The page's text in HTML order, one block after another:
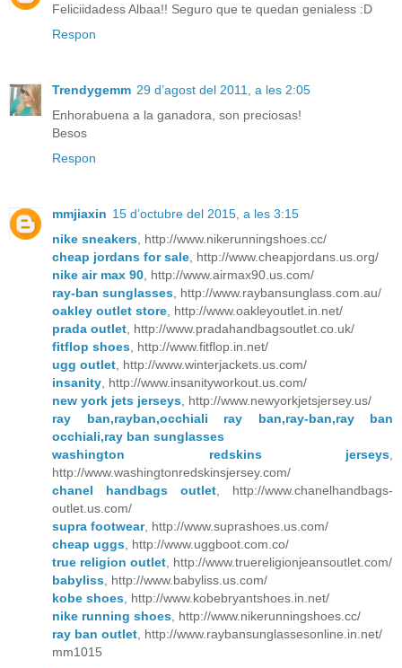
Feliciidadess Albaa!! Seguro que te quedan genialess :D
Respon
Trendygemm 29 d’agost del 2011, a les 2:05
Enhorabuena a la ganadora, son preciosas!
Besos
Respon
mmjiaxin 15 d’octubre del 2015, a les 3:15
nike sneakers , http://www.nikerunningshoes.cc/
cheap jordans for sale , http://www.cheapjordans.us.org/
nike air max 90 , http://www.airmax90.us.com/
ray-ban sunglasses , http://www.raybansunglass.com.au/
oakley outlet store , http://www.oakleyoutlet.in.net/
prada outlet , http://www.pradahandbagsoutlet.co.uk/
fitflop shoes , http://www.fitflop.in.net/
ugg outlet , http://www.winterjackets.us.com/
insanity , http://www.insanityworkout.us.com/
new york jets jerseys , http://www.newyorkjetsjersey.us/
ray ban,rayban,occhiali ray ban,ray-ban,ray ban
occhiali,ray ban sunglasses
washington redskins jerseys
http://www.washingtonredskinsjersey.com/
chanel handbags outlet , http://www.chanelhandbags-
outlet.us.com/
supra footwear, http://www.suprashoes.us.com/
cheap uggs , http://www.uggboot.com.co/
true religion outlet , http://www.truereligionjeansoutlet.com/
babyliss , http://www.babyliss.us.com/
kobe shoes , http://www.kobebryantshoes.in.net/
nike running shoes , http://www.nikerunningshoes.cc/
ray ban outlet , http://www.raybansunglassesonline.in.net/
mm1015